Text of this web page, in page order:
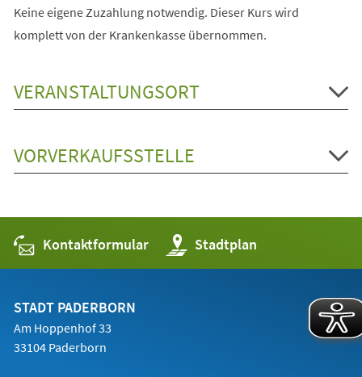
Keine eigene Zuzahlung notwendig. Dieser Kurs wird
komplett von der Krankenkasse übernommen.
VERANSTALTUNGSORT
VORVERKAUFSSTELLE
Kontaktformular Stadtplan
(Öffnet
in
einem
STADT PADERBORN
Am Hoppenhof 33
33104 Paderborn